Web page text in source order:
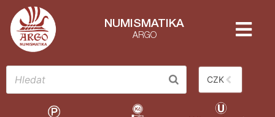
NUMISMATIKA
ARGO
CZK